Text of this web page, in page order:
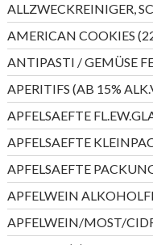
ALLZWECKREINIGER,
AMERICAN COOKIES
ANTIPASTI / GEMÜSE
APERITIFS (AB 15%
APFELSAEFTE
APFELSAEFTE
APFELSAEFTE
APFELWEIN
APFELWEIN/MOST/